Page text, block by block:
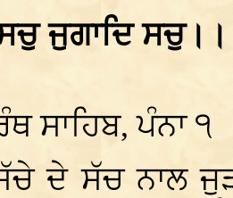
ਜੁਗਾਦਿ ਸਚੁ।।
ਸਾਹਿਬ, ਪੰਨਾ ੧
ਸੱਚੇ ਦੇ ਸੱਚ ਨਾਲ